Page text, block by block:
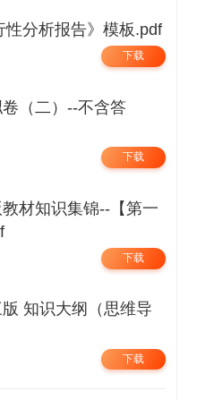
性分析报告》模板.pdf
下载
（二）--不含答
下载
材知识集锦--【第一
下载
知识大纲（思维导
下载